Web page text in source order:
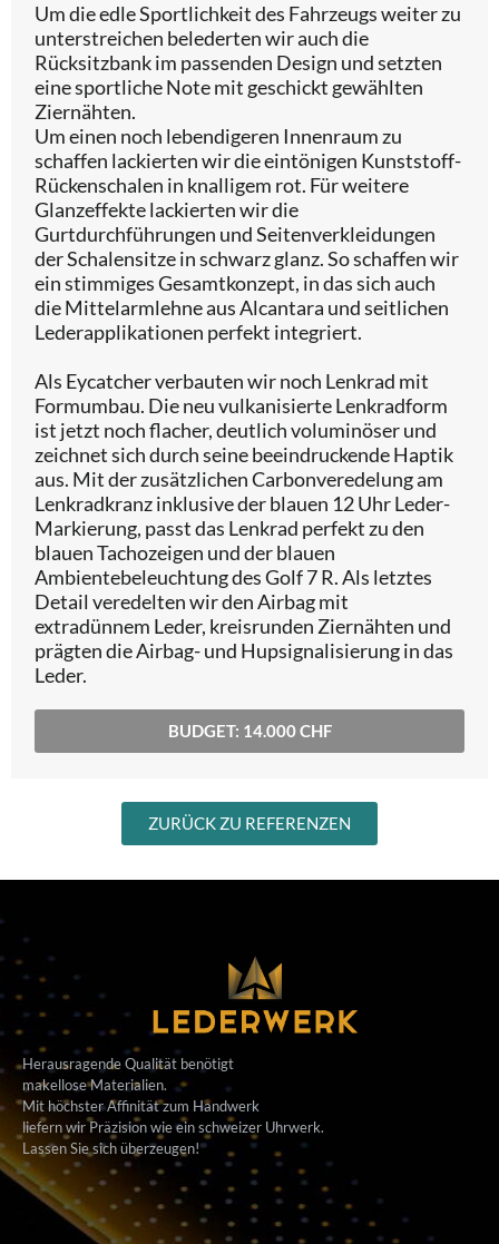
Um die edle Sportlichkeit des Fahrzeugs weiter zu
unterstreichen belederten wir auch die
Rücksitzbank im passenden Design und setzten
eine sportliche Note mit geschickt gewählten
Ziernähten.
Um einen noch lebendigeren Innenraum zu
schaffen lackierten wir die eintönigen Kunststoff-
Rückenschalen in knalligem rot. Für weitere
Glanzeffekte lackierten wir die
Gurtdurchführungen und Seitenverkleidungen
der Schalensitze in schwarz glanz. So schaffen wir
ein stimmiges Gesamtkonzept, in das sich auch
die Mittelarmlehne aus Alcantara und seitlichen
Lederapplikationen perfekt integriert.
Als Eycatcher verbauten wir noch Lenkrad mit
Formumbau. Die neu vulkanisierte Lenkradform
ist jetzt noch flacher, deutlich voluminöser und
zeichnet sich durch seine beeindruckende Haptik
aus. Mit der zusätzlichen Carbonveredelung am
Lenkradkranz inklusive der blauen 12 Uhr Leder-
Markierung, passt das Lenkrad perfekt zu den
blauen Tachozeigen und der blauen
Ambientebeleuchtung des Golf 7 R. Als letztes
Detail veredelten wir den Airbag mit
extradünnem Leder, kreisrunden Ziernähten und
prägten die Airbag- und Hupsignalisierung in das
Leder.
BUDGET: 14.000 CHF
ZURÜCK ZU REFERENZEN
Herausragende Qualität benötigt
makellose Materialien.
Mit höchster Affinität zum Handwerk
liefern wir Präzision wie ein schweizer Uhrwerk.
Lassen Sie sich überzeugen!